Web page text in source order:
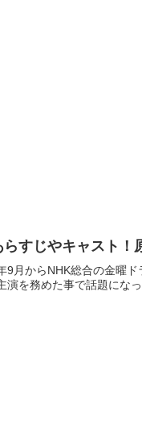
すじやキャスト！
9月からNHK総合の金曜
演を務めた事で話題にな